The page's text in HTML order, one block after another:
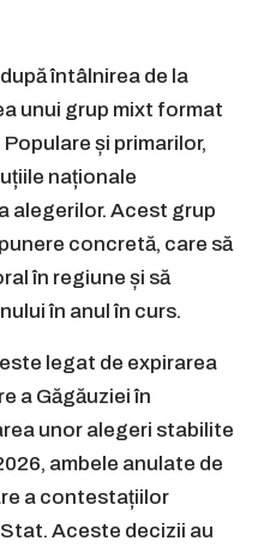
întâlnirea de la
unui grup mixt format
și primarilor,
naționale
alegerilor. Acest grup
concretă, care să
în regiune și să
în anul în curs.
legat de expirarea
a Găgăuziei în
unor alegeri stabilite
ambele anulate de
a contestațiilor
Aceste decizii au